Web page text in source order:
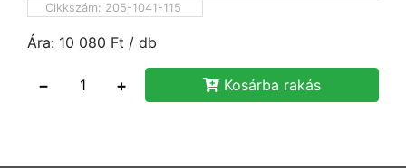
Cikkszám: 205-1041-115
Ára: 10 080 Ft / db
− + Kosárba rakás